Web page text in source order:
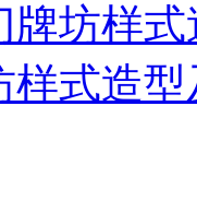
牌坊样
样式造